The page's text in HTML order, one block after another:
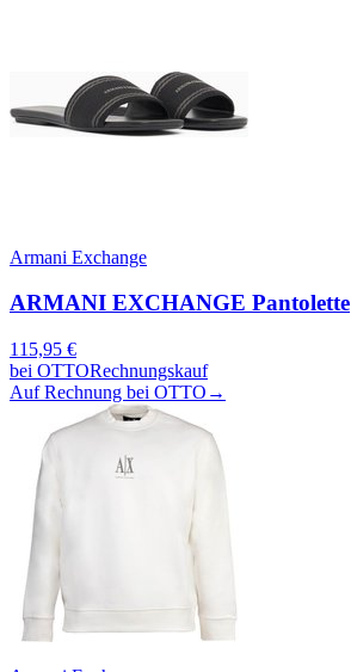
Armani Exchange
ARMANI EXCHANGE Pantolette
115,95 €
bei OTTORechnungskauf
Auf Rechnung bei OTTO →